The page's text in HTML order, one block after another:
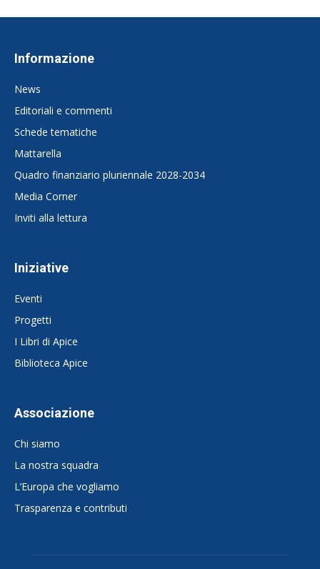
Informazione
News
Editoriali e commenti
Schede tematiche
Mattarella
Quadro finanziario pluriennale 2028-2034
Media Corner
Inviti alla lettura
Iniziative
Eventi
Progetti
I Libri di Apice
Biblioteca Apice
Associazione
Chi siamo
La nostra squadra
L’Europa che vogliamo
Trasparenza e contributi